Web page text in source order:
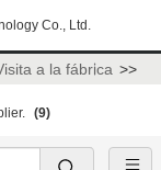
Co., Ltd.
a la fábrica >>
(9)